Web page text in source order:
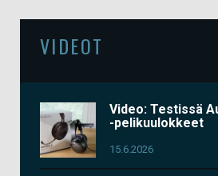
VIDEOT
Video: Testissä
-pelikuulokkeet
15.6.2026